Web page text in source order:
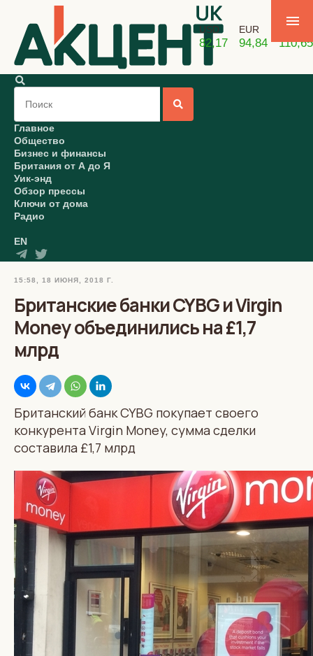
USD
82,17
EUR
94,84 110,65
Главное
Общество
Бизнес и финансы
Британия от А до Я
Уик-энд
Обзор прессы
Ключи от дома
Радио
EN
15:58, 18 ИЮНЯ, 2018 Г.
Британские банки CYBG и Virgin
Money объединились на £1,7
млрд
Британский банк CYBG покупает своего
конкурента Virgin Money, сумма сделки
составила £1,7 млрд